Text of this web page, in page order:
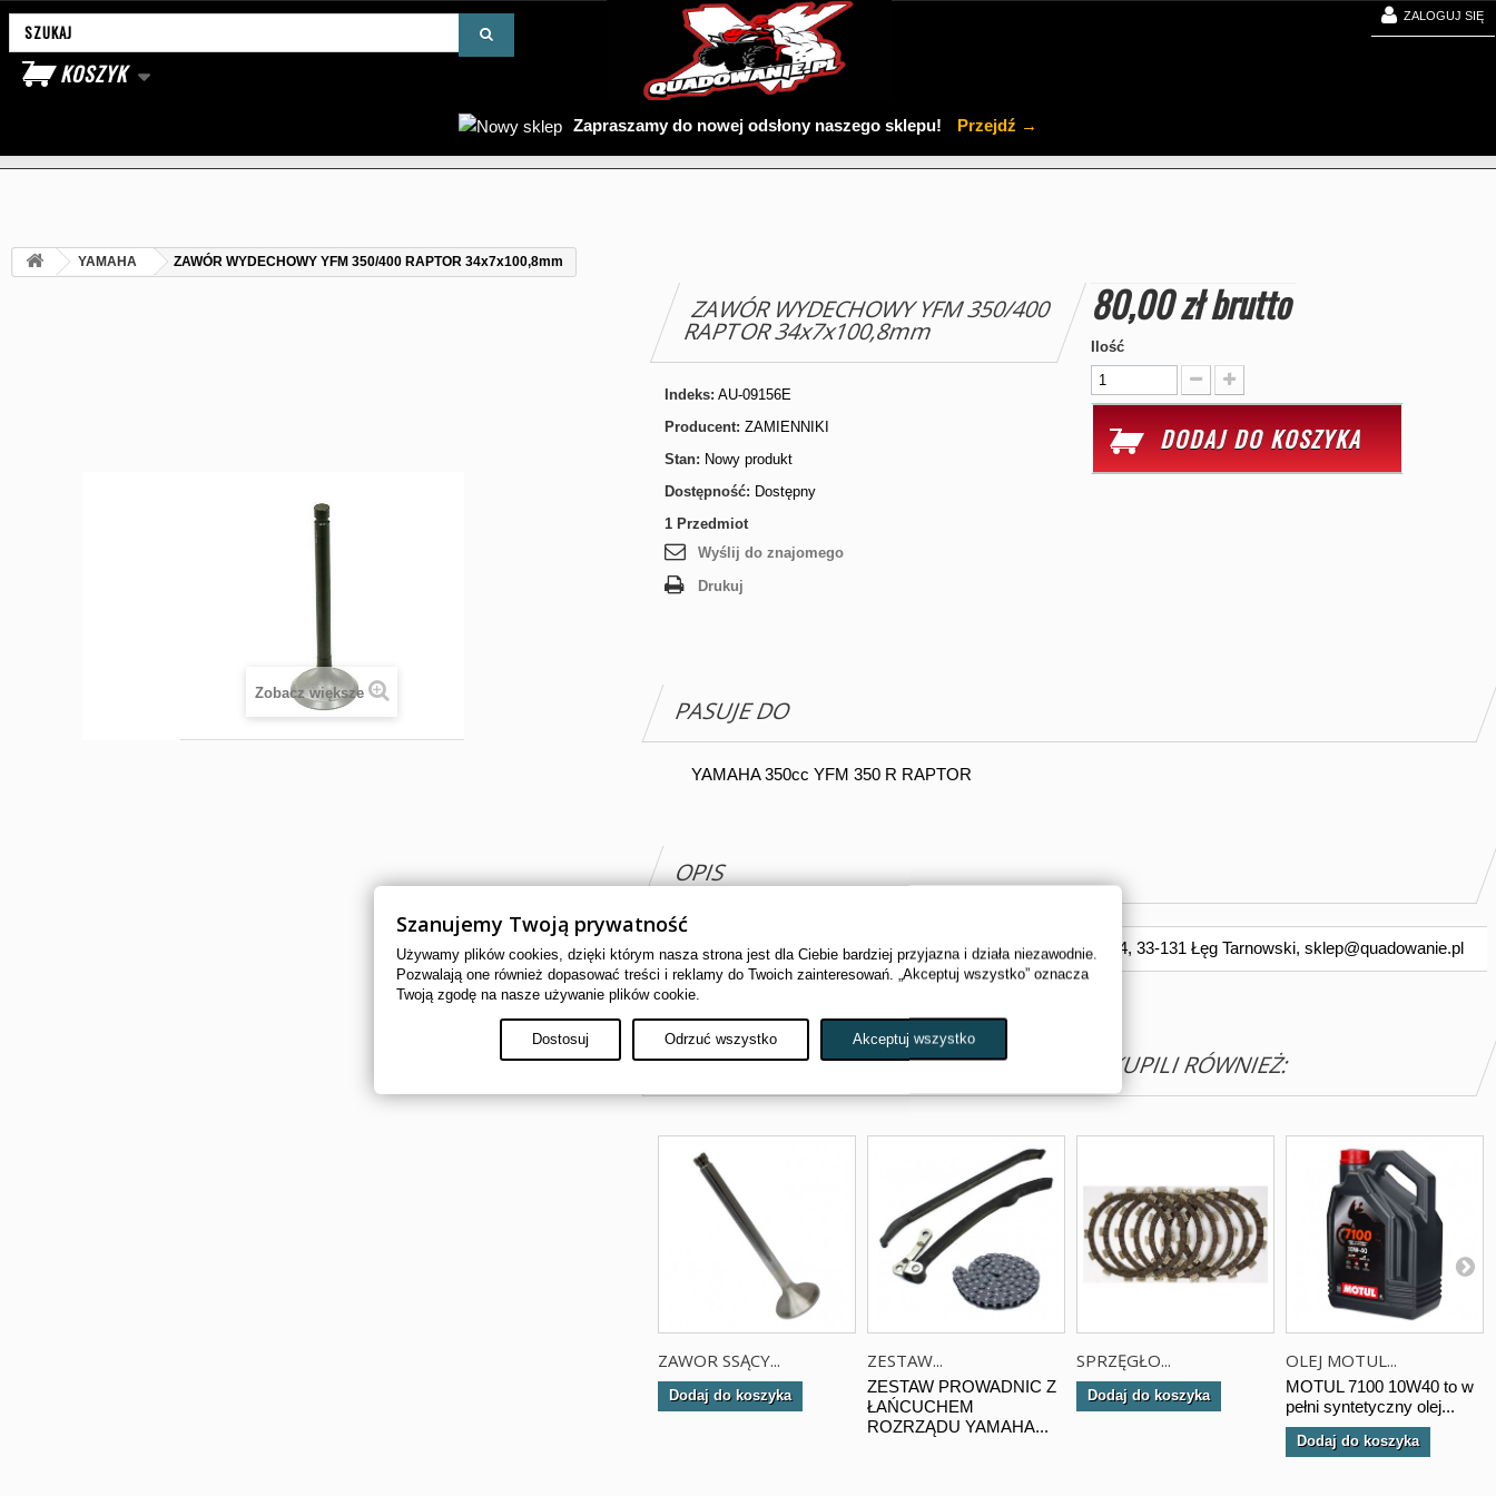
ZALOGUJ SIĘ
Zapraszamy do nowej odsłony naszego sklepu! Przejdź →
KOSZYK
Wyszukaj produkt
YAMAHA ZAWÓR WYDECHOWY YFM 350/400 RAPTOR 34x7x100,8mm
Zobacz większe
ZAWÓR WYDECHOWY YFM 350/400
RAPTOR 34x7x100,8mm
Indeks: AU-09156E
Producent: ZAMIENNIKI
Stan: Nowy produkt
Dostępność: Dostępny
1 Przedmiot
Wyślij do znajomego
Drukuj
80,00 złbrutto
Ilość
DODAJ DO KOSZYKA
PASUJE DO
YAMAHA 350cc YFM 350 R RAPTOR
OPIS
Podmiot odpowiedzialny AMH MARGO, ul. Dolna 64, 33-131 Łęg Tarnowski, sklep@quadowanie.pl
KLIENCI KTÓRZY ZAKUPILI TEN PRODUKT KUPILI RÓWNIEŻ:
ZAWOR SSĄCY...
Dodaj do koszyka
ZESTAW...
ZESTAW PROWADNIC Z
ŁAŃCUCHEM
ROZRZĄDU YAMAHA...
SPRZĘGŁO...
Dodaj do koszyka
OLEJ MOTUL...
MOTUL 7100 10W40 to w
pełni syntetyczny olej...
Dodaj do koszyka
Szanujemy Twoją prywatność
Używamy plików cookies, dzięki którym nasza strona jest dla Ciebie bardziej przyjazna i działa niezawodnie.
Pozwalają one również dopasować treści i reklamy do Twoich zainteresowań. „Akceptuj wszystko” oznacza
Twoją zgodę na nasze używanie plików cookie.
Dostosuj Odrzuć wszystko Akceptuj wszystko